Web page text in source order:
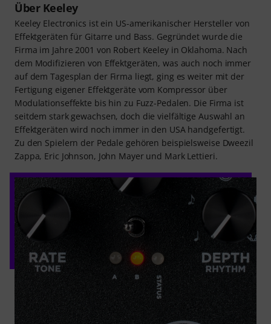
Über Keeley
Keeley Electronics ist ein US-amerikanischer Hersteller von
Effektgeräten für Gitarre und Bass. Gegründet wurde die
Firma im Jahre 2001 von Robert Keeley in Oklahoma. Nach
dem Modifizieren von Effektgeräten, was auch noch immer
auf dem Tagesplan der Firma liegt, ging es weiter mit der
Fertigung eigener Effektgeräte vom Kompressor über
Modulationseffekte bis hin zu Fuzz-Pedalen. Die Firma ist
seitdem stark gewachsen, doch die vielfältige Auswahl an
Effektgeräten wird noch immer in den USA handgefertigt.
Zu den Spielern der Pedale gehören beispielsweise Dweezil
Zappa, Eric Johnson, John Mayer und Mark Lettieri.